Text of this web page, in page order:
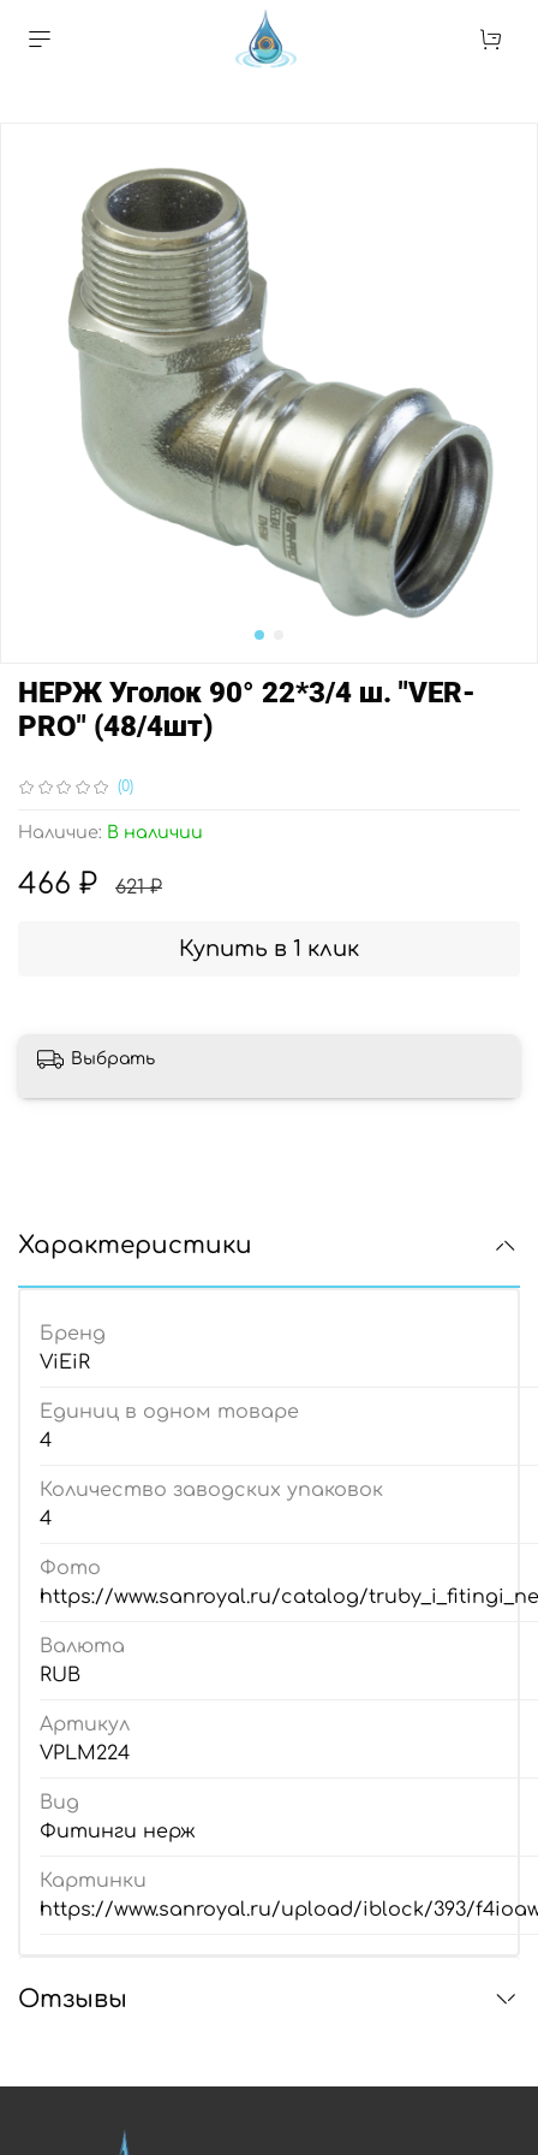
(0)
Наличие: В наличии
НЕРЖ Уголок 90° 22*3/4 ш. "VER-
PRO" (48/4шт)
466 ₽ 621 ₽
Купить в 1 клик
Выбрать
Характеристики
Бренд
ViEiR
Единиц в одном товаре
4
Количество заводских упаковок
4
Фото
https://www.sanroyal.ru/catalog/
Валюта
RUB
Артикул
VPLM224
Вид
Фитинги нерж
Картинки
https://www.sanroyal.ru/upload/iblock/393/
Отзывы